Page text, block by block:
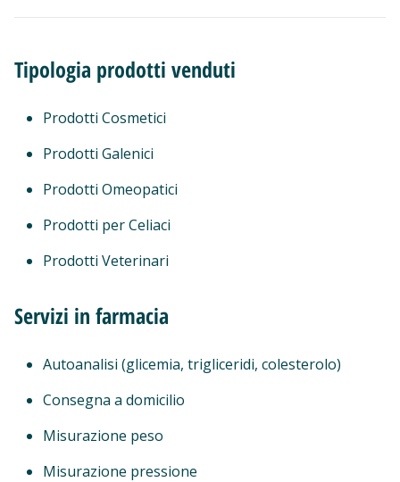
Tipologia prodotti venduti
Prodotti Cosmetici
Prodotti Galenici
Prodotti Omeopatici
Prodotti per Celiaci
Prodotti Veterinari
Servizi in farmacia
Autoanalisi (glicemia, trigliceridi, colesterolo)
Consegna a domicilio
Misurazione peso
Misurazione pressione